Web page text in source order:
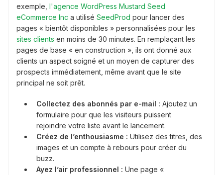
exemple, l'agence WordPress Mustard Seed
eCommerce Inc a utilisé SeedProd pour lancer des
pages « bientôt disponibles » personnalisées pour les
sites clients en moins de 30 minutes. En remplaçant les
pages de base « en construction », ils ont donné aux
clients un aspect soigné et un moyen de capturer des
prospects immédiatement, même avant que le site
principal ne soit prêt.
Collectez des abonnés par e-mail : Ajoutez un
formulaire pour que les visiteurs puissent
rejoindre votre liste avant le lancement.
Créez de l’enthousiasme : Utilisez des titres, des
images et un compte à rebours pour créer du
buzz.
Ayez l’air professionnel : Une page «